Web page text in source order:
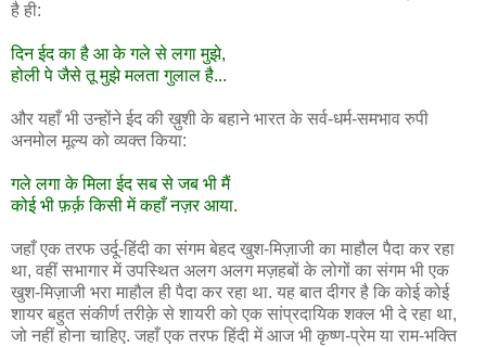
है ही:
दिन ईद का है आ के गले से लगा मुझे,
होली पे जैसे तू मुझे मलता गुलाल है...
और यहाँ भी उन्होंने ईद की ख़ुशी के बहाने भारत के सर्व-धर्म-समभाव रुपी
अनमोल मूल्य को व्यक्त किया:
गले लगा के मिला ईद सब से जब भी मैं
कोई भी फ़र्क़ किसी में कहाँ नज़र आया.
जहाँ एक तरफ उर्दू-हिंदी का संगम बेहद खुश-मिज़ाजी का माहौल पैदा कर रहा
था, वहीं सभागार में उपस्थित अलग अलग मज़हबों के लोगों का संगम भी एक
खुश-मिज़ाजी भरा माहौल ही पैदा कर रहा था. यह बात दीगर है कि कोई कोई
शायर बहुत संकीर्ण तरीक़े से शायरी को एक सांप्रदायिक शक्ल भी दे रहा था,
जो नहीं होना चाहिए. जहाँ एक तरफ हिंदी में आज भी कृष्ण-प्रेम या राम-भक्ति